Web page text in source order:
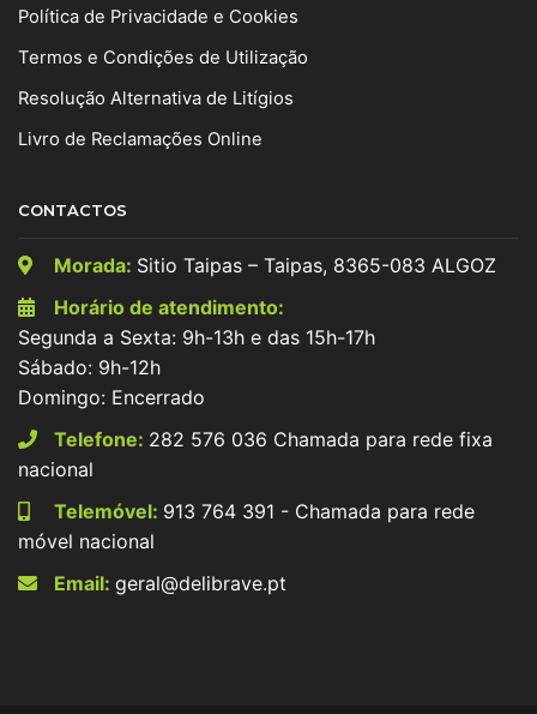
Política de Privacidade e Cookies
Termos e Condições de Utilização
Resolução Alternativa de Litígios
Livro de Reclamações Online
CONTACTOS
Morada: Sitio Taipas – Taipas, 8365-083 ALGOZ
Horário de atendimento:
Segunda a Sexta: 9h-13h e das 15h-17h
Sábado: 9h-12h
Domingo: Encerrado
Telefone: 282 576 036 Chamada para rede fixa
nacional
Telemóvel: 913 764 391 - Chamada para rede
móvel nacional
Email: geral@delibrave.pt